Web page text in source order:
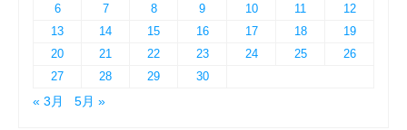
6
7 8 9 10 11
12
13
14 15 16 17 18
19
20
21 22 23 24 25
26
27
28 29
30
« 3月
5月 »